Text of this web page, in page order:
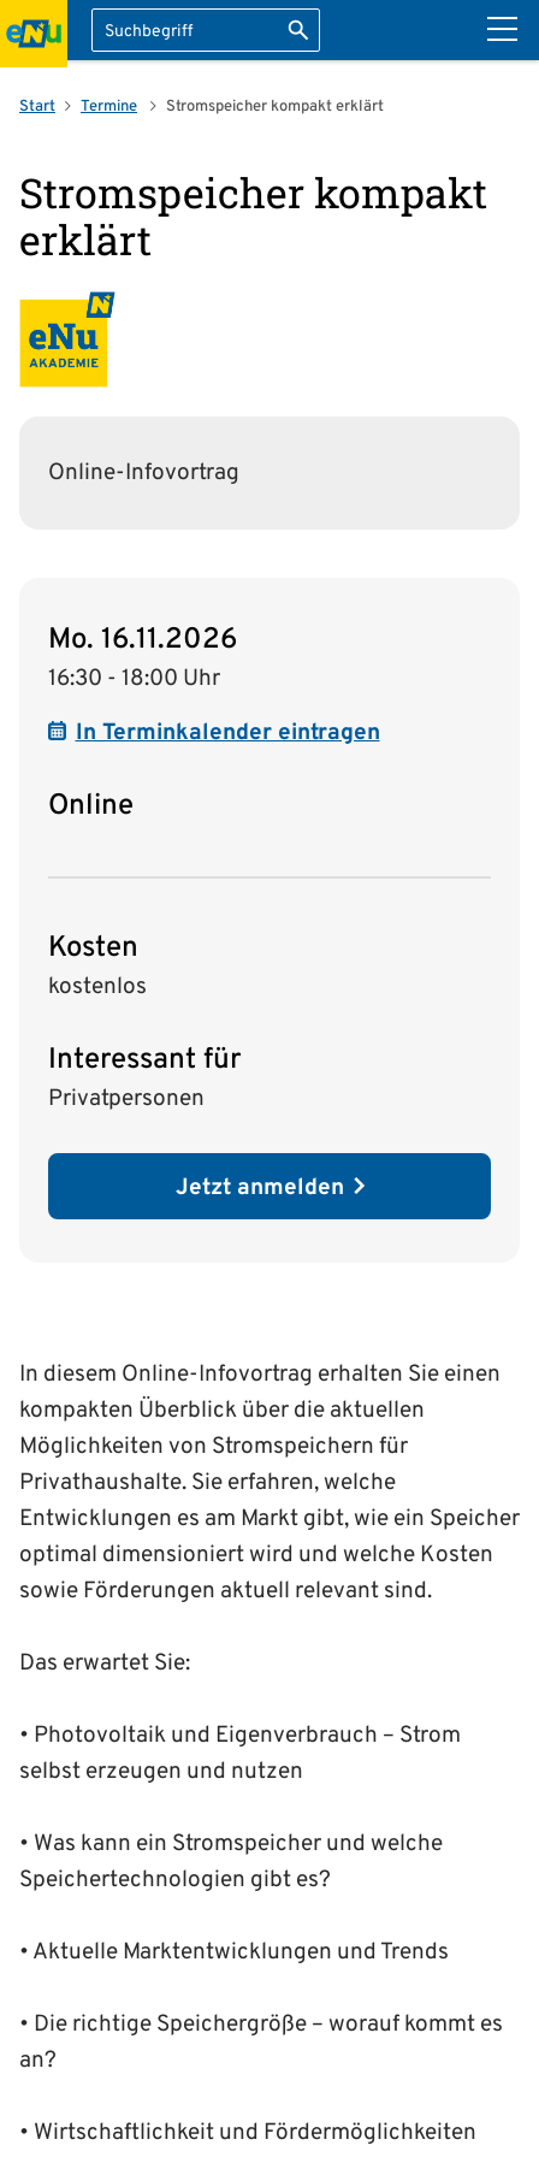
Suche Suche starten
überspringen
Start Termine Stromspeicher kompakt erklärt
Stromspeicher kompakt
erklärt
Online-Infovortrag
In diesem Online-Infovortrag erhalten Sie einen
kompakten Überblick über die aktuellen
Möglichkeiten von Stromspeichern für
Privathaushalte. Sie erfahren, welche
Entwicklungen es am Markt gibt, wie ein Speicher
optimal dimensioniert wird und welche Kosten
sowie Förderungen aktuell relevant sind.
Das erwartet Sie:
• Photovoltaik und Eigenverbrauch – Strom
selbst erzeugen und nutzen
• Was kann ein Stromspeicher und welche
Speichertechnologien gibt es?
• Aktuelle Marktentwicklungen und Trends
• Die richtige Speichergröße – worauf kommt es
an?
• Wirtschaftlichkeit und Fördermöglichkeiten
Mo. 16.11.2026
16:30 - 18:00 Uhr
In Terminkalender eintragen
Online
Kosten
kostenlos
Interessant für
Privatpersonen
Jetzt anmelden